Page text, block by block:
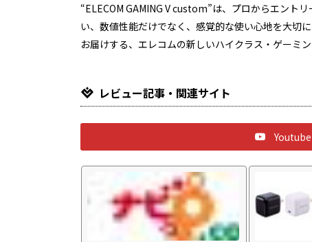
“ELECOM GAMING V custom”は、プロからエント
い、数値性能だけでなく、感覚的な使い心地を大切
お届けする、エレコムの新しいハイクラス・ゲーミン
レビュー記事・関連サイト